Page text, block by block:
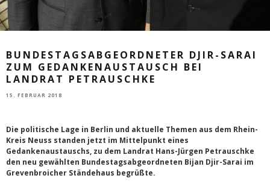
BUNDESTAGSABGEORDNETER DJIR-SARAI
ZUM GEDANKENAUSTAUSCH BEI
LANDRAT PETRAUSCHKE
15. FEBRUAR 2018
Die politische Lage in Berlin und aktuelle Themen aus dem Rhein-
Kreis Neuss standen jetzt im Mittelpunkt eines
Gedankenaustauschs, zu dem Landrat Hans-Jürgen Petrauschke
den neu gewählten Bundestagsabgeordneten Bijan Djir-Sarai im
Grevenbroicher Ständehaus begrüßte.